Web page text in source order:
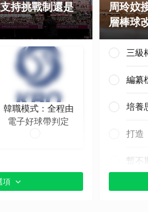
持挑戰制還是
韓職模式：全程由
電子好球帶判定
項
周玲妏
層棒球
三級
編纂
培養
打造
暫不